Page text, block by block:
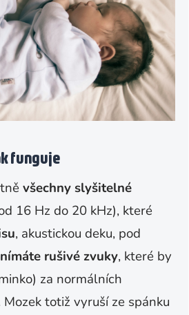
funguje
všechny slyšitelné
16 Hz do 20 kHz), které
, akustickou deku, pod
rušivé zvuky, které by
za normálních
totiž vyruší ze spánku